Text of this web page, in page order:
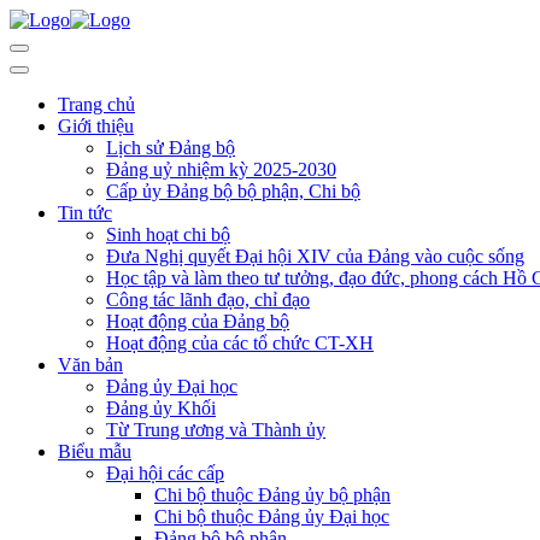
Trang chủ
Giới thiệu
Lịch sử Đảng bộ
Đảng uỷ nhiệm kỳ 2025-2030
Cấp ủy Đảng bộ bộ phận, Chi bộ
Tin tức
Sinh hoạt chi bộ
Đưa Nghị quyết Đại hội XIV của Đảng vào cuộc sống
Học tập và làm theo tư tưởng, đạo đức, phong cách Hồ
Công tác lãnh đạo, chỉ đạo
Hoạt động của Đảng bộ
Hoạt động của các tổ chức CT-XH
Văn bản
Đảng ủy Đại học
Đảng ủy Khối
Từ Trung ương và Thành ủy
Biểu mẫu
Đại hội các cấp
Chi bộ thuộc Đảng ủy bộ phận
Chi bộ thuộc Đảng ủy Đại học